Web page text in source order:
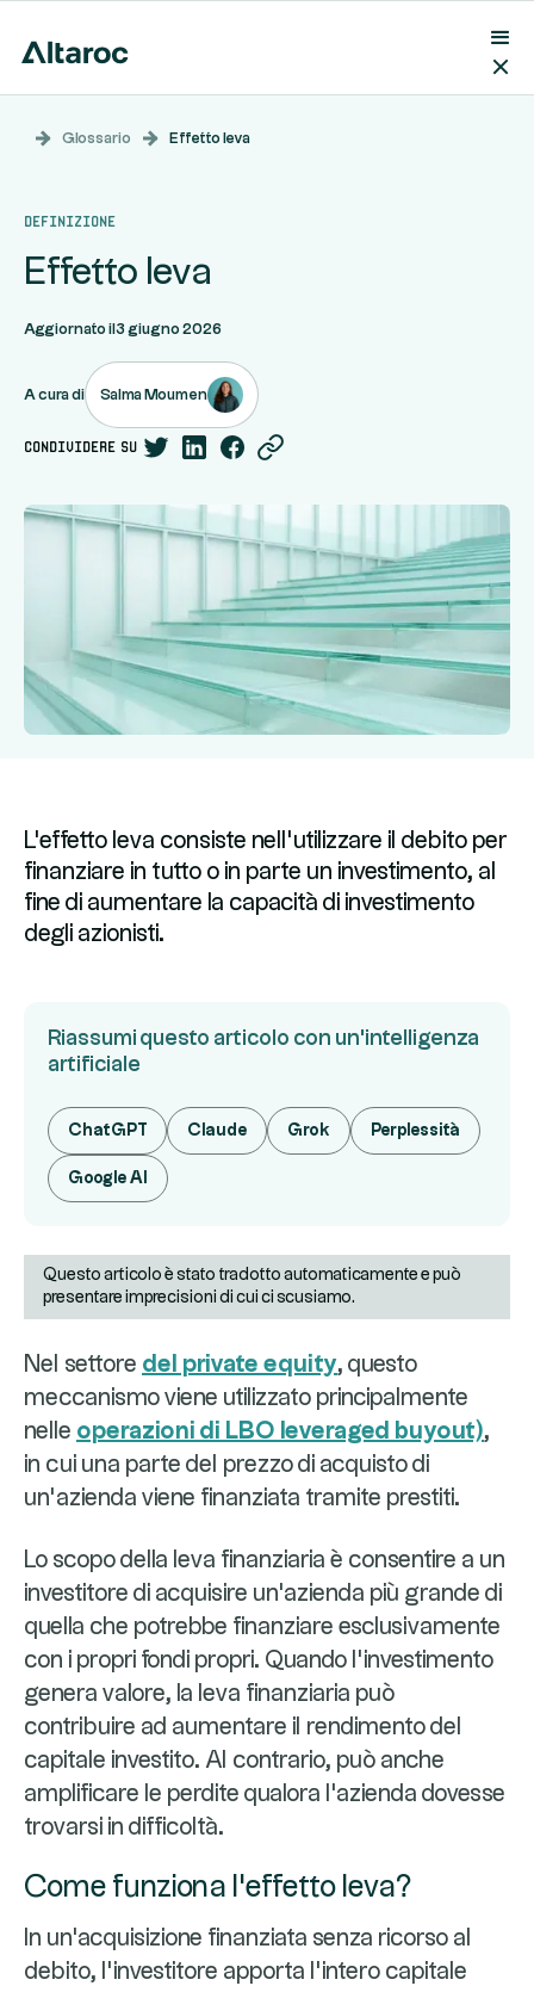
Glossario Effetto leva
Definizione
Effetto leva
Aggiornato il 3 giugno 2026
A cura di Salma Moumen
condividere su
L'effetto leva consiste nell'utilizzare il debito per
finanziare in tutto o in parte un investimento, al
fine di aumentare la capacità di investimento
degli azionisti.
Riassumi questo articolo con un'intelligenza
artificiale
ChatGPT Claude Grok Perplessità
Google AI
Questo articolo è stato tradotto automaticamente e può
presentare imprecisioni di cui ci scusiamo.
Nel settore del private equity, questo
meccanismo viene utilizzato principalmente
nelle operazioni di LBO leveraged buyout),
in cui una parte del prezzo di acquisto di
un’azienda viene finanziata tramite prestiti.
Lo scopo della leva finanziaria è consentire a un
investitore di acquisire un'azienda più grande di
quella che potrebbe finanziare esclusivamente
con i propri fondi propri. Quando l'investimento
genera valore, la leva finanziaria può
contribuire ad aumentare il rendimento del
capitale investito. Al contrario, può anche
amplificare le perdite qualora l'azienda dovesse
trovarsi in difficoltà.
Come funziona l'effetto leva?
In un'acquisizione finanziata senza ricorso al
debito, l'investitore apporta l'intero capitale